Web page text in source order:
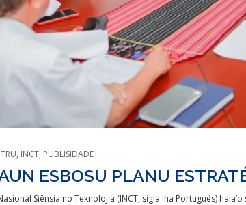
, INCT, PUBLISIDADE
ESBOSU PLANU
Siênsia no Teknolojia (INCT, sigla iha Português)